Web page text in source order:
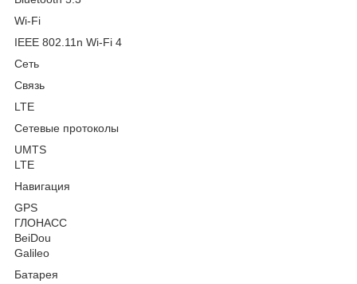
Wi-Fi
IEEE 802.11n Wi-Fi 4
Сеть
Связь
LTE
Сетевые протоколы
UMTS
LTE
Навигация
GPS
ГЛОНАСС
BeiDou
Galileo
Батарея